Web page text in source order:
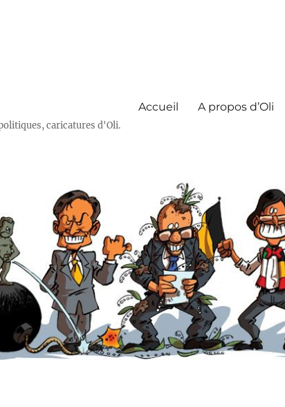
caricatures d'Oli.
Accueil A propos d’Oli